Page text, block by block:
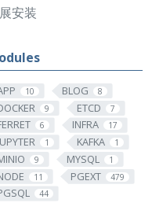
安装
10 BLOG 8
9 ETCD 7
6 INFRA 17
1 KAFKA 1
9 MYSQL 1
11 PGEXT 479
44